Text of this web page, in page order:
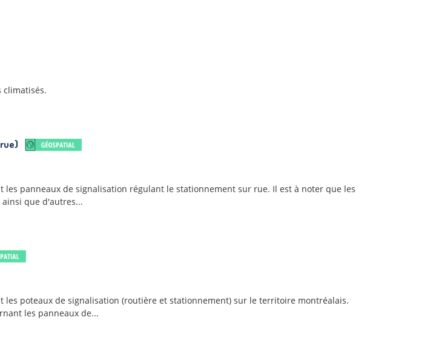
climatisés.
les panneaux de signalisation régulant le stationnement sur rue. Il est à noter que les
que d'autres...
les poteaux de signalisation (routière et stationnement) sur le territoire montréalais.
les panneaux de...